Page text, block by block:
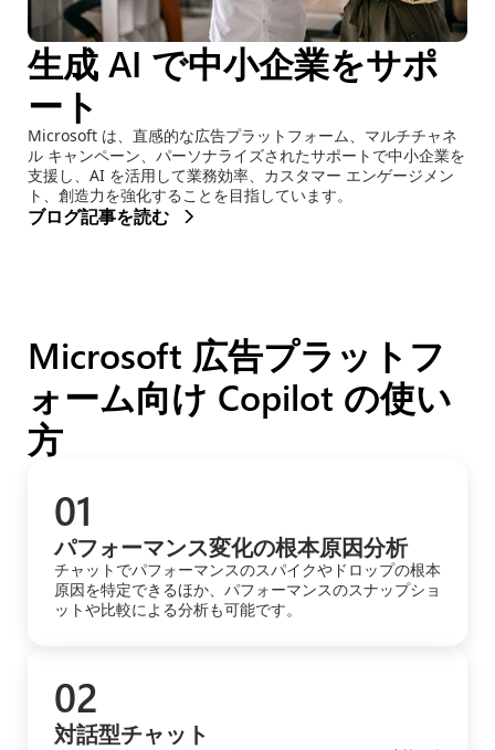
生成 AI で中小企業をサポ
ート
Microsoft は、直感的な広告プラットフォーム、マルチチャネ
ル キャンペーン、パーソナライズされたサポートで中小企業を
支援し、AI を活用して業務効率、カスタマー エンゲージメン
ト、創造力を強化することを目指しています。
ブログ記事を読む
Microsoft 広告プラットフ
ォーム向け Copilot の使い
方
01
パフォーマンス変化の根本原因分析
チャットでパフォーマンスのスパイクやドロップの根本
原因を特定できるほか、パフォーマンスのスナップショ
ットや比較による分析も可能です。
02
対話型チャット